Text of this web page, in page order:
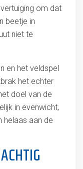
om dat
beetje in
niet te
en het veldspel
het echter
doel van de
in evenwicht,
helaas aan de